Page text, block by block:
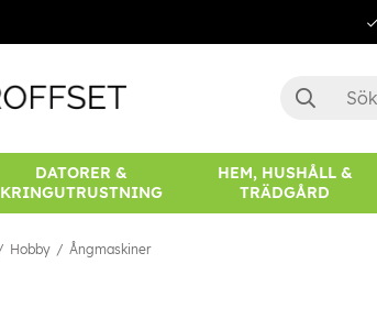
DATORER &
KRINGUTRUSTNING
HEM, HUSHÅLL &
TRÄDGÅRD
Hobby Ångmaskiner